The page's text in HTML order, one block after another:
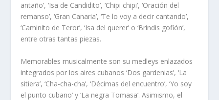
antaño’, ‘Isa de Candidito’, ‘Chipi chipi’, ‘Oración del
remanso’, ‘Gran Canaria’, ‘Te lo voy a decir cantando’,
‘Caminito de Teror’, ‘Isa del querer’ o ‘Brindis gofión’,
entre otras tantas piezas.
Memorables musicalmente son su medleys enlazados
integrados por los aires cubanos ‘Dos gardenias’, ‘La
sitiera’, ‘Cha-cha-cha’, ‘Décimas del encuentro’, ‘Yo soy
el punto cubano’ y ‘La negra Tomasa’. Asimismo, el